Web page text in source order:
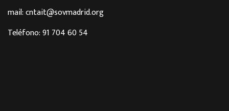
mail: cntait@sovmadrid.org
Teléfono: 91 704 60 54